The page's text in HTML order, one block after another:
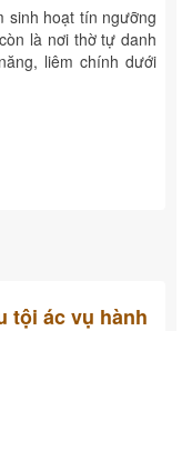
hoạt tín ngưỡng
là nơi thờ tự danh
liêm chính dưới